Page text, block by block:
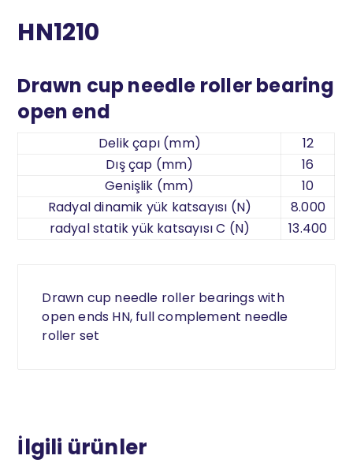
HN1210
Drawn cup needle roller bearing
open end
Delik çapı (mm)
12
Dış çap (mm)
16
Genişlik (mm)
10
Radyal dinamik yük katsayısı (N)
8.000
radyal statik yük katsayısı C (N)
13.400
Drawn cup needle roller bearings with
open ends HN, full complement needle
roller set
İlgili ürünler